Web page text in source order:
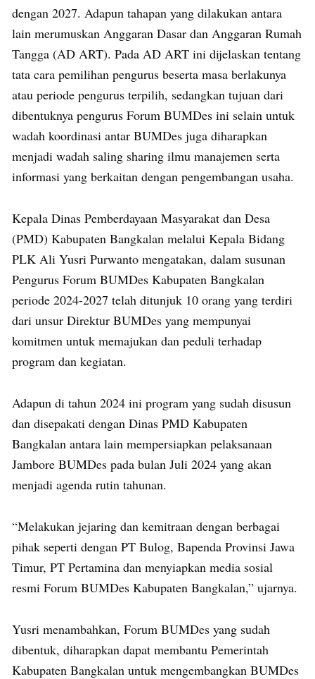
dengan 2027. Adapun tahapan yang dilakukan antara
lain merumuskan Anggaran Dasar dan Anggaran Rumah
Tangga (AD ART). Pada AD ART ini dijelaskan tentang
tata cara pemilihan pengurus beserta masa berlakunya
atau periode pengurus terpilih, sedangkan tujuan dari
dibentuknya pengurus Forum BUMDes ini selain untuk
wadah koordinasi antar BUMDes juga diharapkan
menjadi wadah saling sharing ilmu manajemen serta
informasi yang berkaitan dengan pengembangan usaha.
Kepala Dinas Pemberdayaan Masyarakat dan Desa
(PMD) Kabupaten Bangkalan melalui Kepala Bidang
PLK Ali Yusri Purwanto mengatakan, dalam susunan
Pengurus Forum BUMDes Kabupaten Bangkalan
periode 2024-2027 telah ditunjuk 10 orang yang terdiri
dari unsur Direktur BUMDes yang mempunyai
komitmen untuk memajukan dan peduli terhadap
program dan kegiatan.
Adapun di tahun 2024 ini program yang sudah disusun
dan disepakati dengan Dinas PMD Kabupaten
Bangkalan antara lain mempersiapkan pelaksanaan
Jambore BUMDes pada bulan Juli 2024 yang akan
menjadi agenda rutin tahunan.
“Melakukan jejaring dan kemitraan dengan berbagai
pihak seperti dengan PT Bulog, Bapenda Provinsi Jawa
Timur, PT Pertamina dan menyiapkan media sosial
resmi Forum BUMDes Kabupaten Bangkalan,” ujarnya.
Yusri menambahkan, Forum BUMDes yang sudah
dibentuk, diharapkan dapat membantu Pemerintah
Kabupaten Bangkalan untuk mengembangkan BUMDes